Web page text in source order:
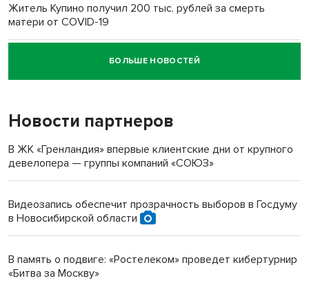
Житель Купино получил 200 тыс. рублей за смерть
матери от COVID-19
Новосибирский суд наказал водителя за смерть
пенсионерки на вокзале
БОЛЬШЕ НОВОСТЕЙ
Новости партнеров
В ЖК «Гренландия» впервые клиентские дни от крупного
девелопера — группы компаний «СОЮЗ»
Видеозапись обеспечит прозрачность выборов в Госдуму
в Новосибирской области
В память о подвиге: «Ростелеком» проведет кибертурнир
«Битва за Москву»